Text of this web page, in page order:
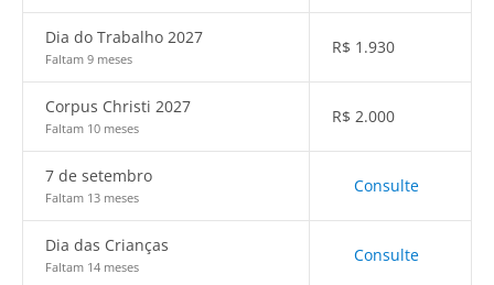
Dia do Trabalho 2027
Faltam 9 meses
R$ 1.930
Corpus Christi 2027
Faltam 10 meses
R$ 2.000
7 de setembro
Faltam 13 meses
Consulte
Dia das Crianças
Faltam 14 meses
Consulte